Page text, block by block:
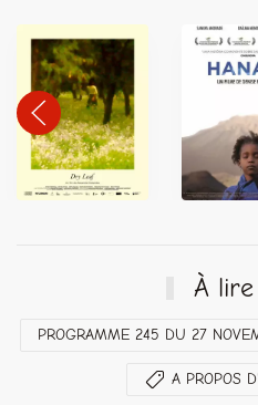
À lire
PROGRAMME 245 DU 27
A PROPOS